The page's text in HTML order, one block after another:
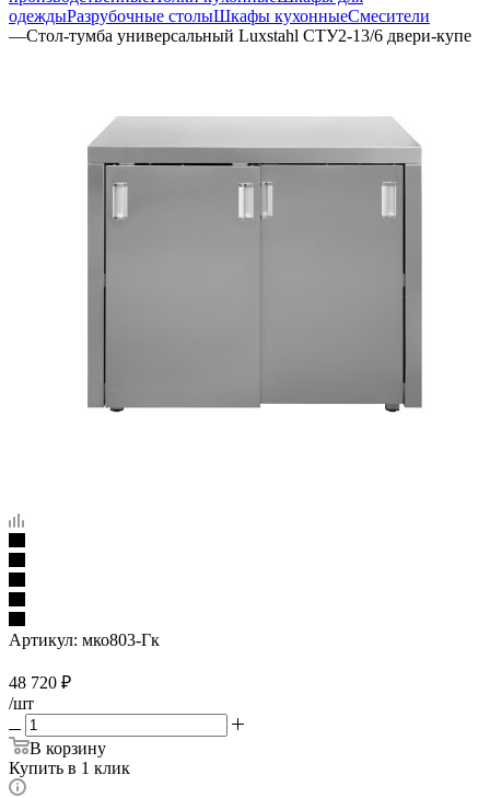
одеждыРазрубочные столыШкафы кухонныеСмесители
—Стол-тумба универсальный Luxstahl СТУ2-13/6 двери-купе
Артикул: мко803-Гк
48 720 ₽
/шт
В корзину
Купить в 1 клик